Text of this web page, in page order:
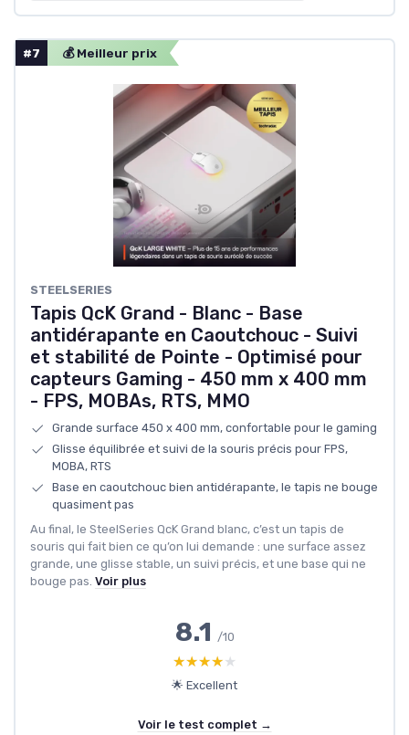
#7 💰 Meilleur prix
STEELSERIES
Tapis QcK Grand - Blanc - Base
antidérapante en Caoutchouc - Suivi
et stabilité de Pointe - Optimisé pour
capteurs Gaming - 450 mm x 400 mm
- FPS, MOBAs, RTS, MMO
Grande surface 450 x 400 mm, confortable pour le gaming
Glisse équilibrée et suivi de la souris précis pour FPS,
MOBA, RTS
Base en caoutchouc bien antidérapante, le tapis ne bouge
quasiment pas
Au final, le SteelSeries QcK Grand blanc, c’est un tapis de
souris qui fait bien ce qu’on lui demande : une surface assez
grande, une glisse stable, un suivi précis, et une base qui ne
bouge pas. Voir plus
8.1 /10
★★★★★
★★★★★
🌟 Excellent
Voir le test complet →